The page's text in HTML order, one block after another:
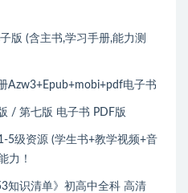
版 (含主书,学习手册,能力测
Azw3+Epub+mobi+pdf电子书
/ 第七版 电子书 PDF版
5级资源 (学生书+教学视频+音
力！
知识清单》初高中全科 高清